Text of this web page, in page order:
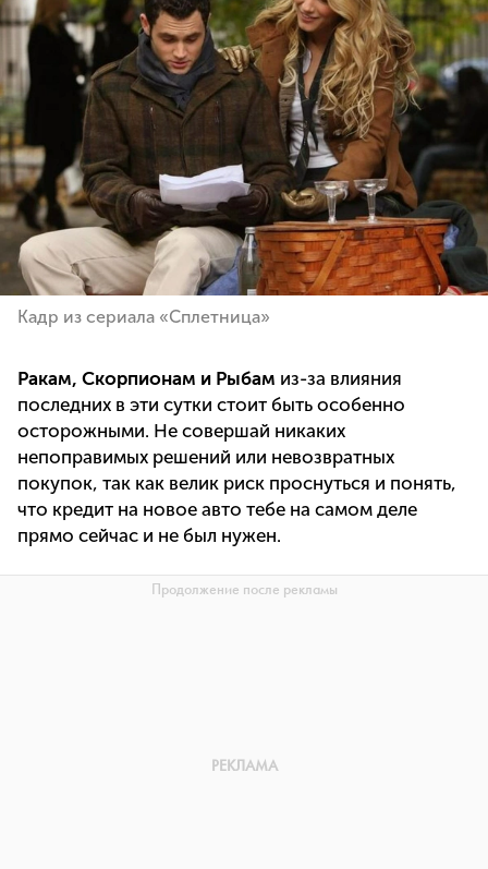
Кадр из сериала «Сплетница»
Ракам, Скорпионам и Рыбам из-за влияния
последних в эти сутки стоит быть особенно
осторожными. Не совершай никаких
непоправимых решений или невозвратных
покупок, так как велик риск проснуться и понять,
что кредит на новое авто тебе на самом деле
прямо сейчас и не был нужен.